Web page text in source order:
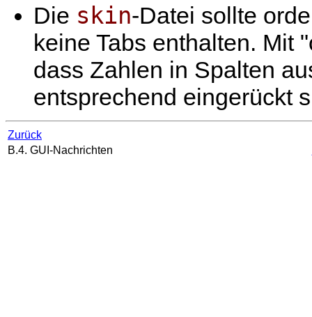
Die skin-Datei sollte
keine Tabs enthalten. Mit
dass Zahlen in Spalten
entsprechend eingerückt
Zurück
B.4. GUI-Nachrichten